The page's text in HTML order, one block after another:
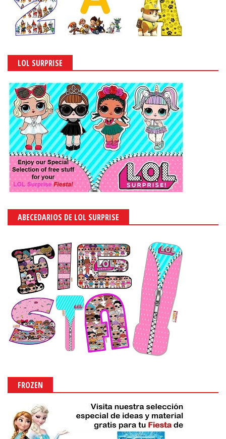
LOL SURPRISE
ABECEDARIOS DE LOL SURPRISE
FROZEN